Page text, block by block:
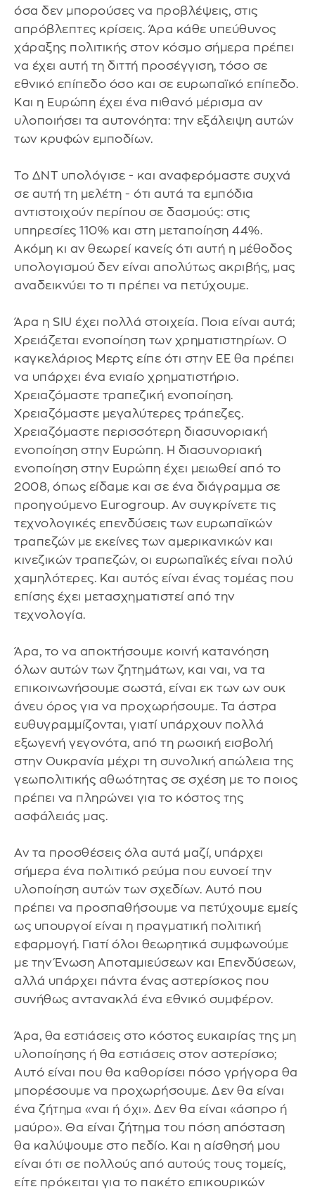
όσα δεν μπορούσες να προβλέψεις, στις
απρόβλεπτες κρίσεις. Άρα κάθε υπεύθυνος
χάραξης πολιτικής στον κόσμο σήμερα πρέπει
να έχει αυτή τη διττή προσέγγιση, τόσο σε
εθνικό επίπεδο όσο και σε ευρωπαϊκό επίπεδο.
Και η Ευρώπη έχει ένα πιθανό μέρισμα αν
υλοποιήσει τα αυτονόητα: την εξάλειψη αυτών
των κρυφών εμποδίων.
Το ΔΝΤ υπολόγισε - και αναφερόμαστε συχνά
σε αυτή τη μελέτη - ότι αυτά τα εμπόδια
αντιστοιχούν περίπου σε δασμούς: στις
υπηρεσίες 110% και στη μεταποίηση 44%.
Ακόμη κι αν θεωρεί κανείς ότι αυτή η μέθοδος
υπολογισμού δεν είναι απολύτως ακριβής, μας
αναδεικνύει το τι πρέπει να πετύχουμε.
Άρα η SIU έχει πολλά στοιχεία. Ποια είναι αυτά;
Χρειάζεται ενοποίηση των χρηματιστηρίων. Ο
καγκελάριος Μερτς είπε ότι στην ΕΕ θα πρέπει
να υπάρχει ένα ενιαίο χρηματιστήριο.
Χρειαζόμαστε τραπεζική ενοποίηση.
Χρειαζόμαστε μεγαλύτερες τράπεζες.
Χρειαζόμαστε περισσότερη διασυνοριακή
ενοποίηση στην Ευρώπη. Η διασυνοριακή
ενοποίηση στην Ευρώπη έχει μειωθεί από το
2008, όπως είδαμε και σε ένα διάγραμμα σε
προηγούμενο Eurogroup. Αν συγκρίνετε τις
τεχνολογικές επενδύσεις των ευρωπαϊκών
τραπεζών με εκείνες των αμερικανικών και
κινεζικών τραπεζών, οι ευρωπαϊκές είναι πολύ
χαμηλότερες. Και αυτός είναι ένας τομέας που
επίσης έχει μετασχηματιστεί από την
τεχνολογία.
Άρα, το να αποκτήσουμε κοινή κατανόηση
όλων αυτών των ζητημάτων, και ναι, να τα
επικοινωνήσουμε σωστά, είναι εκ των ων ουκ
άνευ όρος για να προχωρήσουμε. Τα άστρα
ευθυγραμμίζονται, γιατί υπάρχουν πολλά
εξωγενή γεγονότα, από τη ρωσική εισβολή
στην Ουκρανία μέχρι τη συνολική απώλεια της
γεωπολιτικής αθωότητας σε σχέση με το ποιος
πρέπει να πληρώνει για το κόστος της
ασφάλειάς μας.
Αν τα προσθέσεις όλα αυτά μαζί, υπάρχει
σήμερα ένα πολιτικό ρεύμα που ευνοεί την
υλοποίηση αυτών των σχεδίων. Αυτό που
πρέπει να προσπαθήσουμε να πετύχουμε εμείς
ως υπουργοί είναι η πραγματική πολιτική
εφαρμογή. Γιατί όλοι θεωρητικά συμφωνούμε
με την Ένωση Αποταμιεύσεων και Επενδύσεων,
αλλά υπάρχει πάντα ένας αστερίσκος που
συνήθως αντανακλά ένα εθνικό συμφέρον.
Άρα, θα εστιάσεις στο κόστος ευκαιρίας της μη
υλοποίησης ή θα εστιάσεις στον αστερίσκο;
Αυτό είναι που θα καθορίσει πόσο γρήγορα θα
μπορέσουμε να προχωρήσουμε. Δεν θα είναι
ένα ζήτημα «ναι ή όχι». Δεν θα είναι «άσπρο ή
μαύρο». Θα είναι ζήτημα του πόση απόσταση
θα καλύψουμε στο πεδίο. Και η αίσθησή μου
είναι ότι σε πολλούς από αυτούς τους τομείς,
είτε πρόκειται για το πακέτο επικουρικών